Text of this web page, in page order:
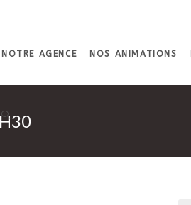
NOTRE AGENCE NOS ANIMATIONS